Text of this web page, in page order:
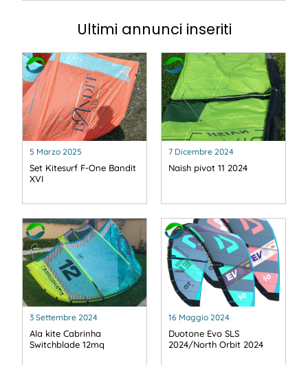
Ultimi annunci inseriti
5 Marzo 2025
Set Kitesurf F-One Bandit
XVI
7 Dicembre 2024
Naish pivot 11 2024
3 Settembre 2024
Ala kite Cabrinha
Switchblade 12mq
16 Maggio 2024
Duotone Evo SLS
2024/North Orbit 2024